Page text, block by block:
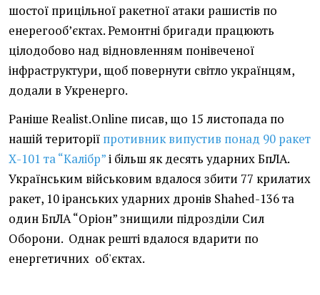
шостої прицільної ракетної атаки рашистів по
енерегооб’єктах. Ремонтні бригади працюють
цілодобово над відновленням понівеченої
інфраструктури, щоб повернути світло українцям,
додали в Укренерго.
Раніше Realist.Online писав, що 15 листопада по
нашій території противник випустив понад 90 ракет
Х-101 та “Калібр”і більш як десять ударних БпЛА.
Українським військовим вдалося збити 77 крилатих
ракет, 10 іранських ударних дронів Shahed-136 та
один БпЛА “Оріон” знищили підрозділи Сил
Оборони. Однак решті вдалося вдарити по
енергетичних об'єктах.